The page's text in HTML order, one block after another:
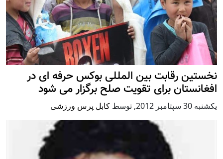
نخستین رقابت بین المللی بوکس حرفه ای در
افغانستان برای تقویت صلح برگزار می شود
يكشنبه 30 سپتامبر 2012 , توسط کابل پرس ورزشی